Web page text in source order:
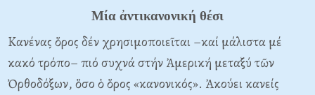
Μία ἀντικανονική θέσι
Κανένας ὅρος δέν χρησιμοποιεῖται –καί μάλιστα μέ
κακό τρόπο– πιό συχνά στήν Ἀμερική μεταξύ τῶν
Ὀρθοδόξων, ὅσο ὁ ὅρος «κανονικός». Ἀκούει κανείς